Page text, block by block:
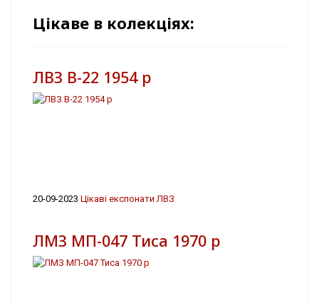
Цікаве в колекціях:
ЛВЗ В-22 1954 р
20-09-2023 Цікаві експонати ЛВЗ
ЛМЗ МП-047 Тиса 1970 р